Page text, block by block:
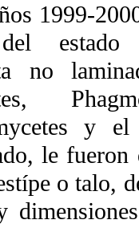
1999-
no
y
le fueron
o talo,